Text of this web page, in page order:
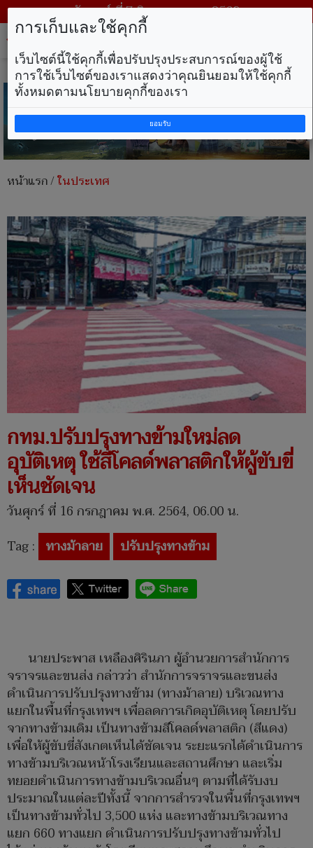
วันศุกร์ ที่ 7 สิงหาคม พ.ศ. 2569
หน้าแรก/ในประเทศ
กทม.ปรับปรุงทางข้ามใหม่ลด
อุบัติเหตุ ใช้สีโคลด์พลาสติกให้ผู้ขับขี่
เห็นชัดเจน
วันศุกร์ ที่ 16 กรกฎาคม พ.ศ. 2564, 06.00 น.
Tag : ทางม้าลาย ปรับปรุงทางข้าม
นายประพาส เหลืองศิรินภา ผู้อำนวยการสำนักการ
จราจรและขนส่ง กล่าวว่า สำนักการจราจรและขนส่ง
ดำเนินการปรับปรุงทางข้าม (ทางม้าลาย) บริเวณทาง
แยกในพื้นที่กรุงเทพฯ เพื่อลดการเกิดอุบัติเหตุ โดยปรับ
จากทางข้ามเดิม เป็นทางข้ามสีโคลด์พลาสติก (สีแดง)
เพื่อให้ผู้ขับขี่สังเกตเห็นได้ชัดเจน ระยะแรกได้ดำเนินการ
ทางข้ามบริเวณหน้าโรงเรียนและสถานศึกษา และเริ่ม
ทยอยดำเนินการทางข้ามบริเวณอื่นๆ ตามที่ได้รับงบ
ประมาณในแต่ละปีทั้งนี้ จากการสำรวจในพื้นที่กรุงเทพฯ
เป็นทางข้ามทั่วไป 3,500 แห่ง และทางข้ามบริเวณทาง
แยก 660 ทางแยก ดำเนินการปรับปรุงทางข้ามทั่วไป
การเก็บและใช้คุกกี้
เว็บไซต์นี้ใช้คุกกี้เพื่อปรับปรุงประสบการณ์ของผู้ใช้
การใช้เว็บไซต์ของเราแสดงว่าคุณยินยอมให้ใช้คุกกี้
ทั้งหมดตามนโยบายคุกกี้ของเรา
ยอมรับ